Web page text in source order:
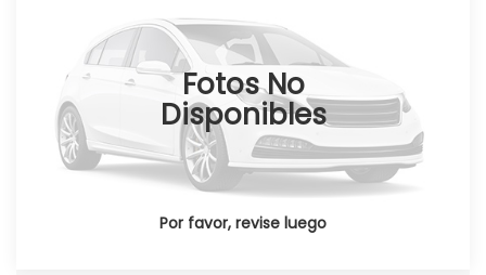
Fotos No
Disponibles
Por favor, revise luego
348561
Disponible